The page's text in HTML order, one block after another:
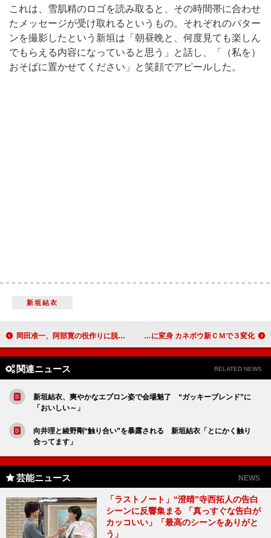
これは、雪肌精のロゴを読み取ると、その時間帯に合わせ
たメッセージが受け取れるというもの。それぞれのパター
ンを撮影したという新垣は「朝昼晩と、何度見ても楽しん
でもらえる内容になっていると思う」と話し、「（私を）
おそばに置かせてください」と笑顔でアピールした。
新垣結衣
岡田准一、阿部寛の役作りに脱帽 「霧吹きで自分を凍らせていた」 長谷川京子“過激派”から華麗に変身 カネボウ新ＣＭで３変化
関連ニュース RELATED NEWS
新垣結衣、爽やかなエプロン姿で会場魅了 “ガッキーブレンド”に
「おいしい～」
向井理と綾野剛“触り合い”を暴露される 新垣結衣「とにかく触り
合ってます」
芸能ニュース NEWS
「ラストノート」“澄晴”寺西拓人の告白
シーンに反響集まる 「真っすぐな告白が
カッコいい」「最高のシーンをありがと
う」